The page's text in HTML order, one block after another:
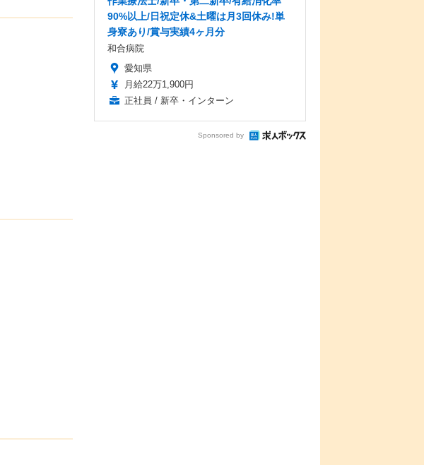
90%以上/日祝定休&土曜は月3回休み!単
身寮あり/賞与実績4ヶ月分
和合病院
愛知県
月給22万1,900円
正社員 / 新卒・インターン
Sponsored by